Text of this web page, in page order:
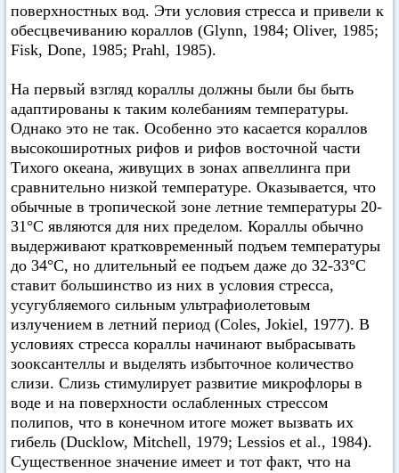
поверхностных вод. Эти условия стресса и привели к
обесцвечиванию кораллов (Glynn, 1984; Oliver, 1985;
Fisk, Done, 1985; Prahl, 1985).
На первый взгляд кораллы должны были бы быть
адаптированы к таким колебаниям температуры.
Однако это не так. Особенно это касается кораллов
высокоширотных рифов и рифов восточной части
Тихого океана, живущих в зонах апвеллинга при
сравнительно низкой температуре. Оказывается, что
обычные в тропической зоне летние температуры 20-
31°С являются для них пределом. Кораллы обычно
выдерживают кратковременный подъем температуры
до 34°С, но длительный ее подъем даже до 32-33°С
ставит большинство из них в условия стресса,
усугубляемого сильным ультрафиолетовым
излучением в летний период (Coles, Jokiel, 1977). В
условиях стресса кораллы начинают выбрасывать
зооксантеллы и выделять избыточное количество
слизи. Слизь стимулирует развитие микрофлоры в
воде и на поверхности ослабленных стрессом
полипов, что в конечном итоге может вызвать их
гибель (Ducklow, Mitchell, 1979; Lessios et al., 1984).
Существенное значение имеет и тот факт, что на